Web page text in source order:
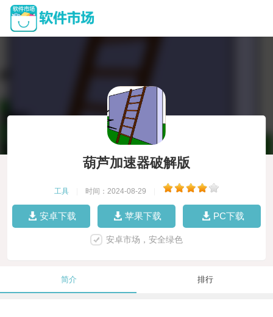
葫芦加速器破解版
工具 时间：2024-08-29
安卓下载 苹果下载 PC下载
安卓市场，安全绿色
简介 排行